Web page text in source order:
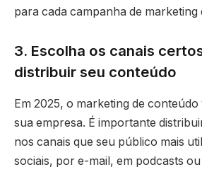
para cada campanha de marketing
3. Escolha os canais
distribuir seu conteúdo
Em 2025, o marketing de conteúdo
sua empresa. É importante
nos canais que seu público mais
sociais, por e-mail, em podcasts